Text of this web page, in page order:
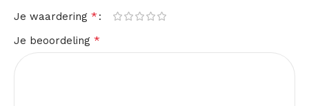
Je waardering *
Je beoordeling *